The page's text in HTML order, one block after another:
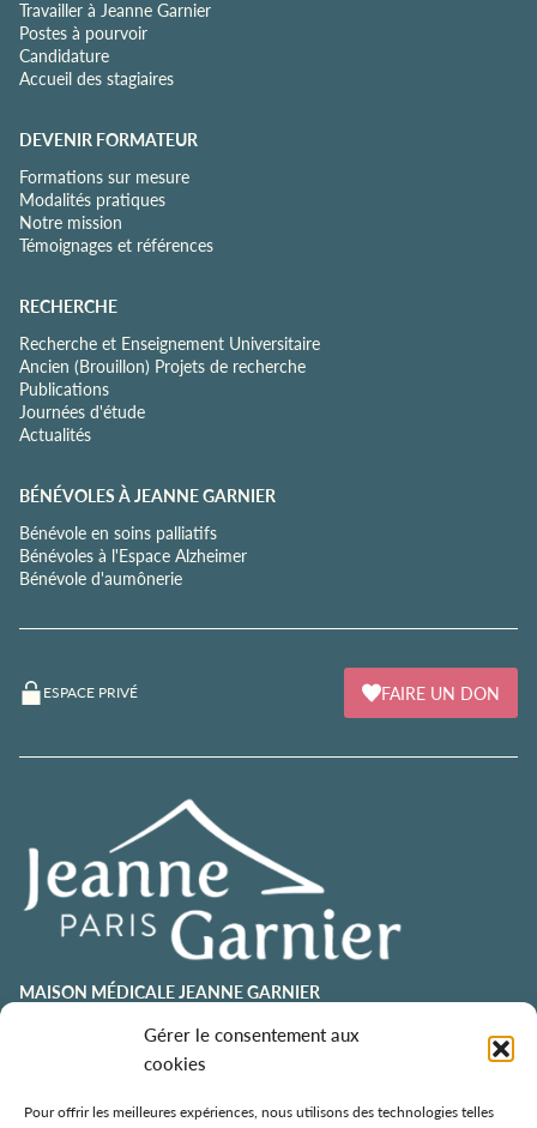
Gérer le consentement aux
cookies
Pour offrir les meilleures expériences, nous utilisons des technologies telles
Travailler à Jeanne Garnier
Postes à pourvoir
Candidature
Accueil des stagiaires
DEVENIR FORMATEUR
Formations sur mesure
Modalités pratiques
Notre mission
Témoignages et références
RECHERCHE
Recherche et Enseignement Universitaire
Ancien (Brouillon) Projets de recherche
Publications
Journées d'étude
Actualités
BÉNÉVOLES À JEANNE GARNIER
Bénévole en soins palliatifs
Bénévoles à l'Espace Alzheimer
Bénévole d'aumônerie
ESPACE PRIVÉ FAIRE UN DON
MAISON MÉDICALE JEANNE GARNIER
contact@jeannegarnier-paris.org
01 43 92 21 00
75015 Paris